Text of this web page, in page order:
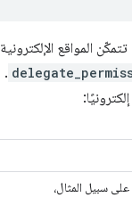
المواقع الإلكترونية
.
على سبيل المثال،